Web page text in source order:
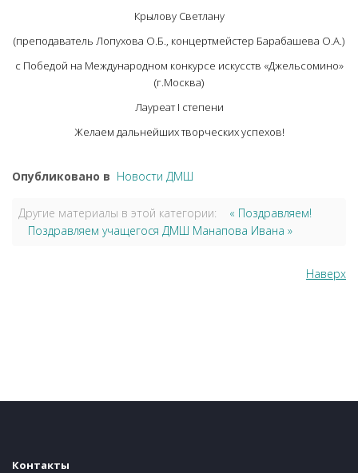
Крылову Светлану
(преподаватель Лопухова О.Б., концертмейстер Барабашева О.А.)
с Победой на Международном конкурсе искусств «Джельсомино»
(г.Москва)
Лауреат I степени
Желаем дальнейших творческих успехов!
Опубликовано в Новости ДМШ
Другие материалы в этой категории:
« Поздравляем!
Поздравляем учащегося ДМШ Манапова Ивана »
Наверх
Контакты